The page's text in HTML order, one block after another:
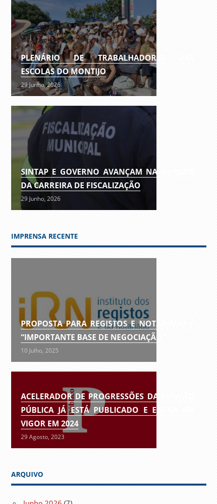
PLENÁRIO DE TRABALHADORES DAS
ESCOLAS DO MONTIJO
29 Junho, 2026
SINTAP E GOVERNO AVANÇAM NA REVISÃO
DA CARREIRA DE FISCALIZAÇÃO
29 Junho, 2026
IMPRENSA RECENTE
PROPOSTA PARA REGISTOS E NOTARIADO É
“IMPORTANTE BASE DE NEGOCIAÇÃO”
10 Julho, 2025
ACELERADOR DE PROGRESSÕES DA FUNÇÃO
PÚBLICA JÁ ESTÁ PUBLICADO E ENTRA EM
VIGOR EM 2024
29 Agosto, 2023
ARQUIVO